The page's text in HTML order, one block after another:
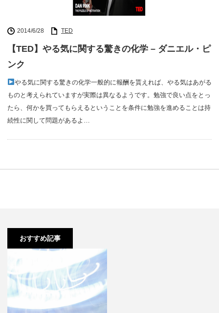
2014/6/28 TED
【TED】やる気に関する驚きの化学 – ダニエル・ピ
ンク
やる気に関する驚きの化学一般的に報酬を貰えれば、やる気はあがる
ものと考えられていますが実際は異なるようです。勉強で良い点をとっ
たら、何かを買ってもらえるということを条件に勉強を進めることは持
続性に関して問題があるよ…
おすすめ記事